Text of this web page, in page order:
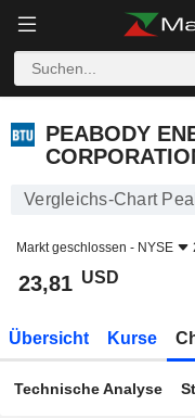
PEABODY
Vergleichs-Chart
Markt geschlossen - NYSE
23,81 USD
Übersicht Kurse
Technische Analyse